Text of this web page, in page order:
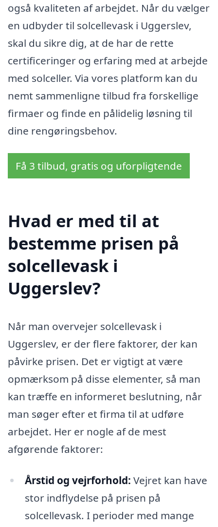
også kvaliteten af arbejdet. Når du vælger
en udbyder til solcellevask i Uggerslev,
skal du sikre dig, at de har de rette
certificeringer og erfaring med at arbejde
med solceller. Via vores platform kan du
nemt sammenligne tilbud fra forskellige
firmaer og finde en pålidelig løsning til
dine rengøringsbehov.
Få 3 tilbud, gratis og uforpligtende
Hvad er med til at
bestemme prisen på
solcellevask i
Uggerslev?
Når man overvejer solcellevask i
Uggerslev, er der flere faktorer, der kan
påvirke prisen. Det er vigtigt at være
opmærksom på disse elementer, så man
kan træffe en informeret beslutning, når
man søger efter et firma til at udføre
arbejdet. Her er nogle af de mest
afgørende faktorer:
Årstid og vejrforhold: Vejret kan have
stor indflydelse på prisen på
solcellevask. I perioder med mange